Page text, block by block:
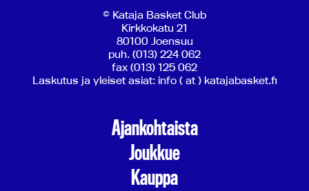
© Kataja Basket Club
Kirkkokatu 21
80100 Joensuu
puh. (013) 224 062
fax (013) 125 062
Laskutus ja yleiset asiat: info ( at ) katajabasket.fi
Ajankohtaista
Joukkue
Kauppa